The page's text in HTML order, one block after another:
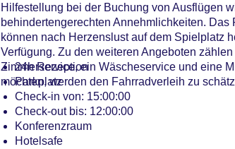
Hilfestellung bei der Buchung von Ausflügen
behindertengerechten Annehmlichkeiten.
können nach Herzenslust auf dem Spielplatz
Verfügung. Zu den weiteren Angeboten
Zimmerservice, ein Wäscheservice und eine
möchten, werden den Fahrradverleih zu
24h Rezeption
Parkplatz
Check-in von: 15:00:00
Check-out bis: 12:00:00
Konferenzraum
Hotelsafe